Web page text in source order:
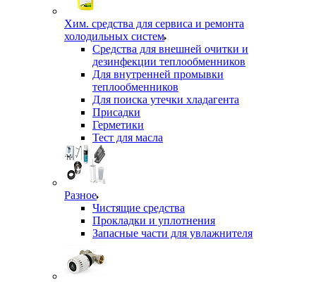
Хим. средства для сервиса и ремонта
холодильных систем
Средства для внешней очитки и
дезинфекции теплообменников
Для внутренней промывки
теплообменников
Для поиска утечки хладагента
Присадки
Герметики
Тест для масла
Разное
Чистящие средства
Прокладки и уплотнения
Запасные части для увлажнителя